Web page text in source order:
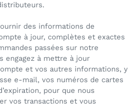
des informations de
à jour, complètes et exactes
passées sur notre
engagez à mettre à jour
et vos autres informations, y
e-mail, vos numéros de cartes
pour que nous
vos transactions et vous